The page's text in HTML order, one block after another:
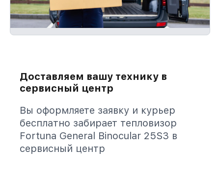
Доставляем вашу технику в
сервисный центр
Вы оформляете заявку и курьер
бесплатно забирает тепловизор
Fortuna General Binocular 25S3 в
сервисный центр